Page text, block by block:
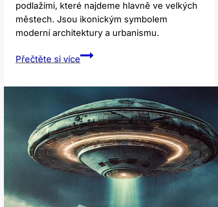
podlažími, které najdeme hlavně ve velkých
městech. Jsou ikonickým symbolem
moderní architektury a urbanismu.
Přečtěte si víceSkyscraper:
a
kde
tyto
stavby
najdeme?